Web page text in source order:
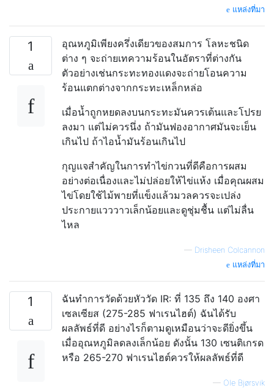
แหล่งที่มา
1
อุณหภูมิเพียงครึ่งเดียวของสมการ โลหะชนิด
ต่าง ๆ จะถ่ายเทความร้อนในอัตราที่ต่างกัน
ตัวอย่างเช่นกระทะทองแดงจะถ่ายโอนความ
ร้อนแตกต่างจากกระทะเหล็กหล่อ
เมื่อน้ำถูกหยดลงบนกระทะมันควรเต้นและโปรย
ลงมา แต่ไม่ควรนึ่ง ถ้ามันฟองอากาศมันจะเย็น
เกินไป ถ้าไอน้ำมันร้อนเกินไป
กุญแจสำคัญในการทำไข่กวนที่ดีคือการผสม
อย่างต่อเนื่องและไม่ปล่อยให้ไข่แห้ง เมื่อคุณผสม
ไข่โดยใช้ไม้พายที่แข็งแล้วมวลควรจะเปล่ง
ประกายแวววาวเล็กน้อยและดูชุ่มชื้น แต่ไม่ลื่น
ไหล
— Drisheen Colcannon
แหล่งที่มา
1
ฉันทำการวัดด้วยหัววัด IR: ที่ 135 ถึง 140 องศา
เซลเซียส (275-285 ฟาเรนไฮต์) ฉันได้รับ
ผลลัพธ์ที่ดี อย่างไรก็ตามดูเหมือนว่าจะดียิ่งขึ้น
เมื่ออุณหภูมิลดลงเล็กน้อย ดังนั้น 130 เซนติเกรด
หรือ 265-270 ฟาเรนไฮต์ควรให้ผลลัพธ์ที่ดี
— Ole Bjørsvik